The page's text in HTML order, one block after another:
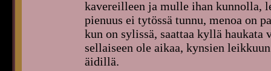
kavereilleen ja mulle ihan kunnolla,
pienuus ei tytössä tunnu, menoa on
kun on sylissä, saattaa kyllä
sellaiseen ole aikaa, kynsien
äidillä.